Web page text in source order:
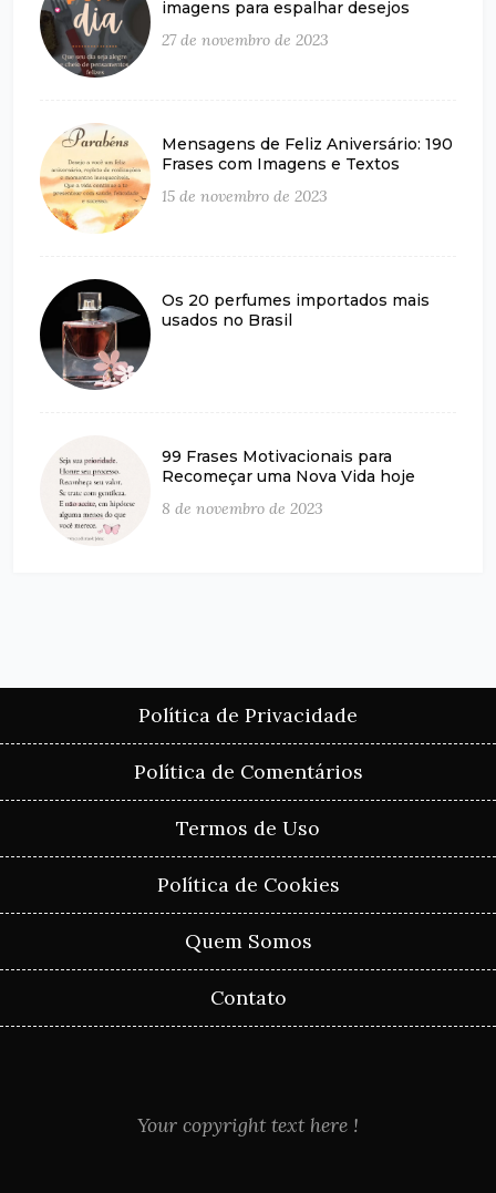
imagens para espalhar desejos
27 de novembro de 2023
Mensagens de Feliz Aniversário: 190
Frases com Imagens e Textos
15 de novembro de 2023
Os 20 perfumes importados mais
usados no Brasil
99 Frases Motivacionais para
Recomeçar uma Nova Vida hoje
8 de novembro de 2023
Política de Privacidade
Política de Comentários
Termos de Uso
Política de Cookies
Quem Somos
Contato
Your copyright text here !